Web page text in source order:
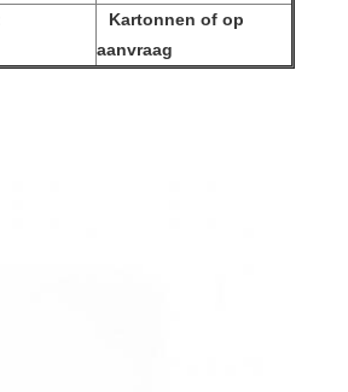
Kartonnen of op
aanvraag